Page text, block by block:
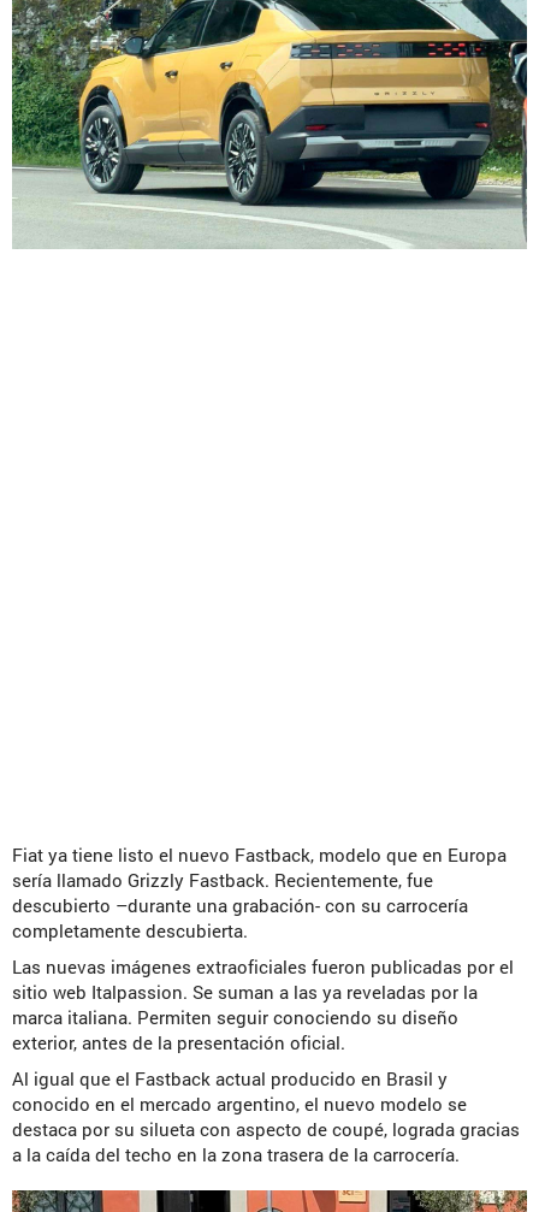
Fiat ya tiene listo el nuevo Fastback, modelo que en Europa
sería llamado Grizzly Fastback. Recientemente, fue
descubierto –durante una grabación- con su carrocería
completamente descubierta.
Las nuevas imágenes extraoficiales fueron publicadas por el
sitio web Italpassion. Se suman a las ya reveladas por la
marca italiana. Permiten seguir conociendo su diseño
exterior, antes de la presentación oficial.
Al igual que el Fastback actual producido en Brasil y
conocido en el mercado argentino, el nuevo modelo se
destaca por su silueta con aspecto de coupé, lograda gracias
a la caída del techo en la zona trasera de la carrocería.